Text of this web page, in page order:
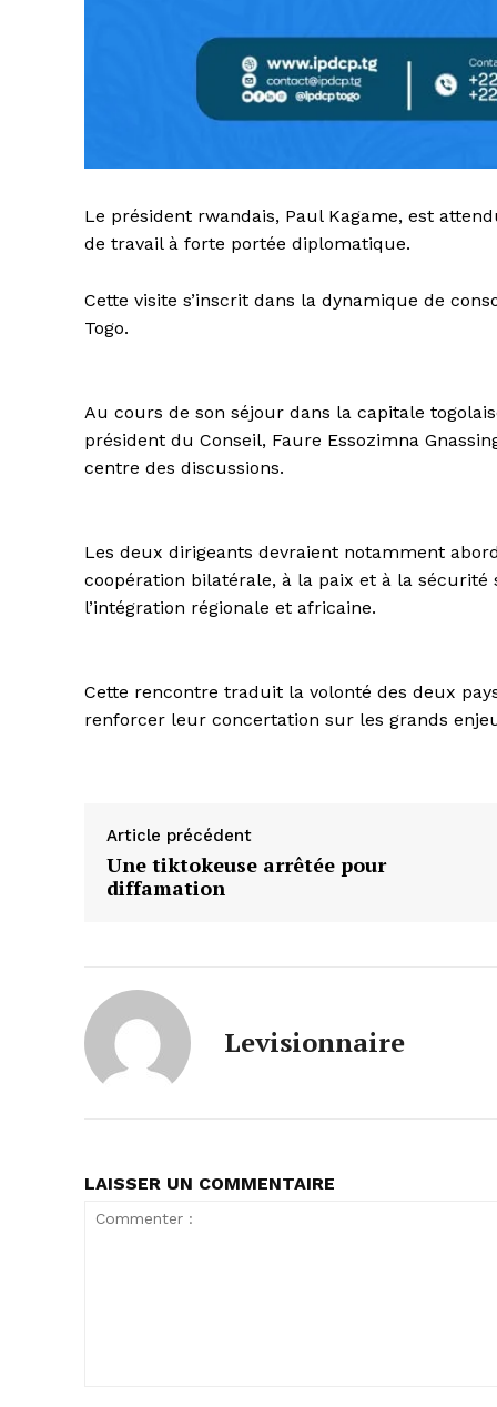
Le président rwandais, Paul Kagame, est
de travail à forte portée diplomatique.
Cette visite s’inscrit dans la dynamique de
Togo.
Au cours de son séjour dans la capitale
président du Conseil, Faure Essozimna
centre des discussions.
Les deux dirigeants devraient notamment
coopération bilatérale, à la paix et à la
l’intégration régionale et africaine.
Cette rencontre traduit la volonté des deux
renforcer leur concertation sur les grands
Article précédent
Une tiktokeuse arrêtée pour
diffamation
Levisionnaire
LAISSER UN COMMENTAIRE